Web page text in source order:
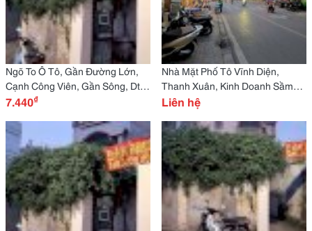
Ngõ To Ô Tô, Gần Đường Lớn,
Cạnh Công Viên, Gần Sông, Dt
62M2, Số 24 Ngõ 114/2 Phố Tân
7.440₫
Nhà Mặt Phố Tô Vĩnh Diện,
Thanh Xuân, Kinh Doanh Sầm
Uất, Đường Ô Tô Rộng 3 Ô Tô
Liên hệ